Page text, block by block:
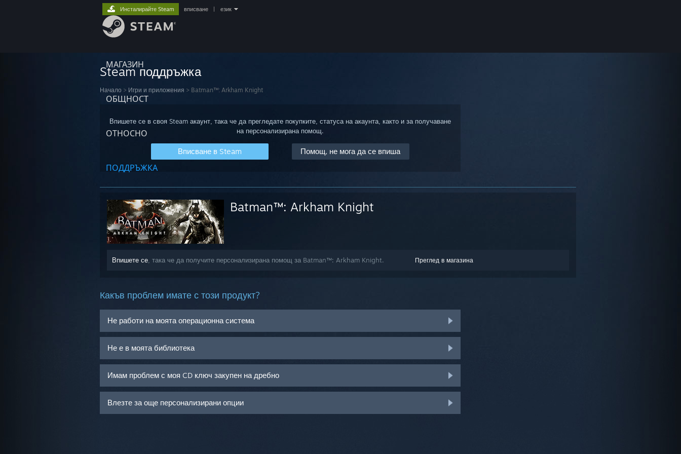
МАГАЗИН
ОБЩНОСТ
ОТНОСНО
ПОДДРЪЖКА
Инсталирайте Steam вписване език
Steam поддръжка
Начало > Игри и приложения > Batman™: Arkham Knight
Впишете се в своя Steam акаунт, така че да прегледате покупките, статуса на акаунта, както и за получаване
на персонализирана помощ.
Вписване в Steam Помощ, не мога да се впиша
Batman™: Arkham Knight
Преглед в магазина
Впишете се , така че да получите персонализирана помощ за Batman™: Arkham Knight.
Какъв проблем имате с този продукт?
Не работи на моята операционна система
Не е в моята библиотека
Имам проблем с моя CD ключ закупен на дребно
Влезте за още персонализирани опции